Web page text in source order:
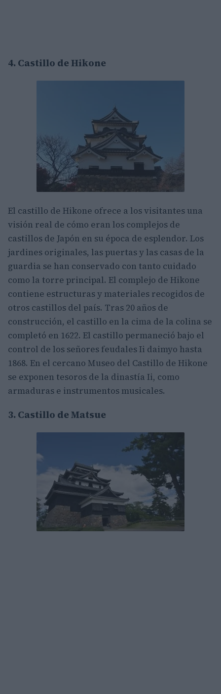
4. Castillo de Hikone
El castillo de Hikone ofrece a los visitantes una
visión real de cómo eran los complejos de
castillos de Japón en su época de esplendor. Los
jardines originales, las puertas y las casas de la
guardia se han conservado con tanto cuidado
como la torre principal. El complejo de Hikone
contiene estructuras y materiales recogidos de
otros castillos del país. Tras 20 años de
construcción, el castillo en la cima de la colina se
completó en 1622. El castillo permaneció bajo el
control de los señores feudales Ii daimyo hasta
1868. En el cercano Museo del Castillo de Hikone
se exponen tesoros de la dinastía Ii, como
armaduras e instrumentos musicales.
3. Castillo de Matsue